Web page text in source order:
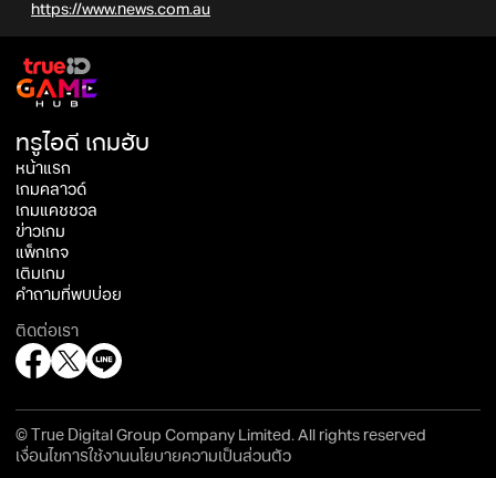
https://www.news.com.au
ทรูไอดี เกมฮับ
หน้าแรก
เกมคลาวด์
เกมแคชชวล
ข่าวเกม
แพ็กเกจ
เติมเกม
คำถามที่พบบ่อย
ติดต่อเรา
© True Digital Group Company Limited. All rights reserved
เงื่อนไขการใช้งานนโยบายความเป็นส่วนตัว